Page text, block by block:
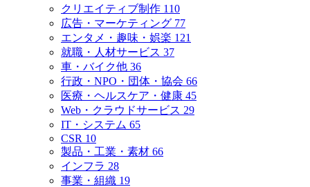
クリエイティブ制作 110
広告・マーケティング 77
エンタメ・趣味・娯楽 121
就職・人材サービス 37
車・バイク他 36
行政・NPO・団体・協会 66
医療・ヘルスケア・健康 45
Web・クラウドサービス 29
IT・システム 65
CSR 10
製品・工業・素材 66
インフラ 28
事業・組織 19